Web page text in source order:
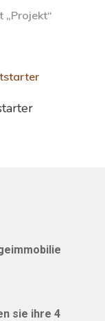
sie ihre 4